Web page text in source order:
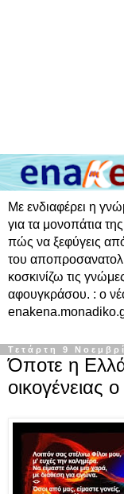
Με ενδιαφέρει η
για τα μονοπάτια
πώς να ξεφύγεις
του
κοσκινίζω τις
αφουγκράσου. : ο
Τετάρτη 9
Όποτε η
οικογένειας